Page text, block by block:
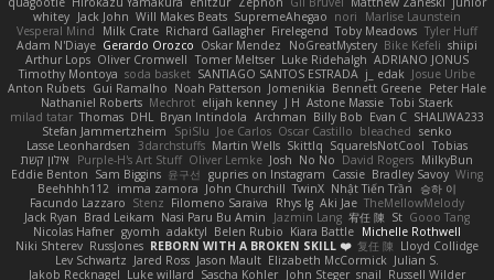
whitey Jack John Will Makes Beats SupremeAhegao nori
Marlise Launstein
Vesperal Mind
Milk Crate Richard Gallagher Firelegend Toby Meadows Tyler Huff
Adam N'Diaye Gerardo Orozco Oskar Mendez NoGreatMystery Bike Kefeli shiipi
Arthur Lops Oliver Cromwell Tomer Meltser Luke Ridehalgh ADRIANO JONUS
Timothy Montoya soda basket SANTIAGO SANTOS ESTRADA j_ edak Josue Uribe
Anton Rubets Gui Ramalho Noah Patterson Jomenikia Bennett Greene Peter Hale
Nathaniel Roberts Mechrot elijah kenney J H Astone Massie Tobi Staerk
milad tatar Thomas DHL Bryan Intindola Archman Billy Bob Evan C SHALIWA233
Stefan Jammertzheim
SpiSlu Joe Carlos Oscar Castillo bleached senko
Lasse Leonhardsen 3darchstuffs Martin Wells Skittlq SquareIsNotCool Tobias
אילון קשת
Purple-H's Art Stuff Oliver Lemke Josh No No David Rogers MilkyBun
Eddie Benton Sam Biggins 윤구선 gupries on Instagram Cassie Bradley Savoy Wing
Beehhhh112 imma zamora John Churchill TwinX Nhật Tiến Trần
승하 이
Facundo Lazzaro Stenz Filomeno Saraiva Rhys lg Aki Jae TheMellowMelody
Jack Ryan Brad Leikam Nasi Paru Bu Amin Jazmin Lang 宥任 陳 St Gooo Tang
Nicolas Hafner gyomh adaktyl Belen Rubio Kiara Battle Michelle Rothwell
Niki Shterev RussJones REBORN WITH A BROKEN SKILL ❤️ 复任 陳 Lloyd Collidge
Lev Schwartz Jared Ross Jason Mault Elizabeth McCormick Julian S.
Jakob Recknagel Luke willard Sascha Kohler John Steger snail Russell Wilder